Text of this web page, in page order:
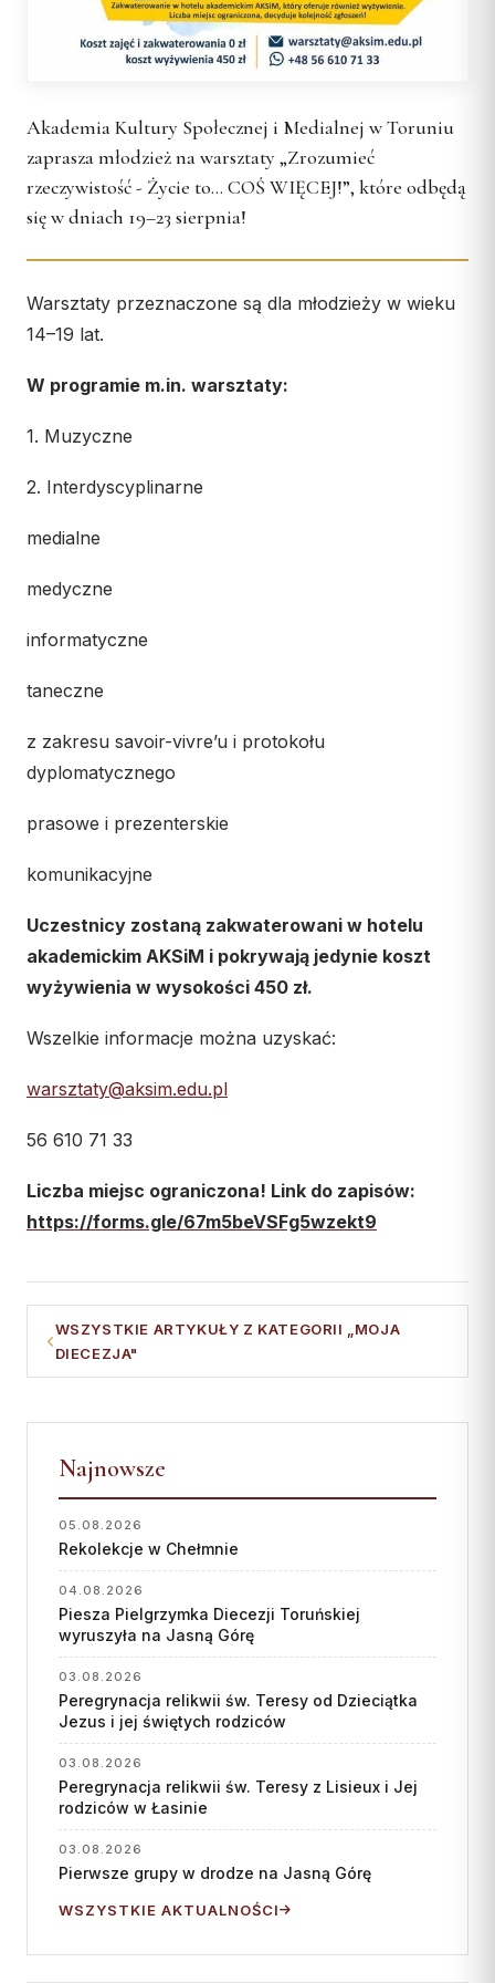
Kuria Diecezjalna
Sąd Biskupi
Wydawnictwo
Konta bankowe
CENTRUM MEDIALNE
Biuro
„GŁOS Z TORUNIA"
Redakcja
Archiwum
Kalendarz liturgiczny
Franciszkański Zakon
Bractwo św. Józefa
Akademia Kultury Społecznej i Medialnej w Toruniu
zaprasza młodzież na warsztaty „Zrozumieć
rzeczywistość - Życie to… COŚ WIĘCEJ!”, które odbędą
się w dniach 19–23 sierpnia!
Warsztaty przeznaczone są dla młodzieży w wieku
14–19 lat.
W programie m.in. warsztaty:
1. Muzyczne
2. Interdyscyplinarne
medialne
medyczne
informatyczne
taneczne
z zakresu savoir-vivre’u i protokołu
dyplomatycznego
prasowe i prezenterskie
komunikacyjne
Uczestnicy zostaną zakwaterowani w hotelu
akademickim AKSiM i pokrywają jedynie koszt
wyżywienia w wysokości 450 zł.
Wszelkie informacje można uzyskać:
warsztaty@aksim.edu.pl
56 610 71 33
Liczba miejsc ograniczona! Link do zapisów:
https://forms.gle/67m5beVSFg5wzekt9
WSZYSTKIE ARTYKUŁY Z KATEGORII „MOJA
DIECEZJA"
Najnowsze
05.08.2026
Rekolekcje w Chełmnie
04.08.2026
Piesza Pielgrzymka Diecezji Toruńskiej
wyruszyła na Jasną Górę
03.08.2026
Peregrynacja relikwii św. Teresy od Dzieciątka
Jezus i jej świętych rodziców
03.08.2026
Peregrynacja relikwii św. Teresy z Lisieux i Jej
rodziców w Łasinie
03.08.2026
Pierwsze grupy w drodze na Jasną Górę
WSZYSTKIE AKTUALNOŚCI